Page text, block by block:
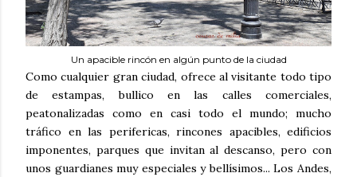
Un apacible rincón en algún punto de la ciudad
Como cualquier gran ciudad, ofrece al visitante todo tipo
de estampas, bullico en las calles comerciales,
peatonalizadas como en casi todo el mundo; mucho
tráfico en las perifericas, rincones apacibles, edificios
imponentes, parques que invitan al descanso, pero con
unos guardianes muy especiales y bellísimos... Los Andes,